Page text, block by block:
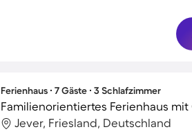
Ferienhaus ∙ 7 Gäste ∙ 3 Schlafzimmer
Jever, Friesland, Deutschland